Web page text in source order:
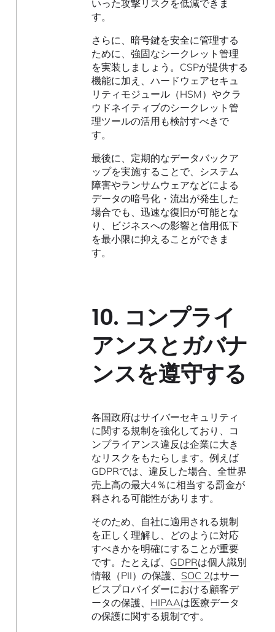
いった攻撃リスクを低減できま
す。
さらに、暗号鍵を安全に管理する
ために、強固なシークレット管理
を実装しましょう。CSPが提供する
機能に加え、ハードウェアセキュ
リティモジュール（HSM）やクラ
ウドネイティブのシークレット管
理ツールの活用も検討すべきで
す。
最後に、定期的なデータバックア
ップを実施することで、システム
障害やランサムウェアなどによる
データの暗号化・流出が発生した
場合でも、迅速な復旧が可能とな
り、ビジネスへの影響と信用低下
を最小限に抑えることができま
す。
10. コンプライ
アンスとガバナ
ンスを遵守する
各国政府はサイバーセキュリティ
に関する規制を強化しており、コ
ンプライアンス違反は企業に大き
なリスクをもたらします。例えば
GDPRでは、違反した場合、全世界
売上高の最大4％に相当する罰金が
科される可能性があります。
そのため、自社に適用される規制
を正しく理解し、どのように対応
すべきかを明確にすることが重要
です。たとえば、 GDPRは個人識別
情報（PII）の保護、 SOC 2はサー
ビスプロバイダーにおける顧客デ
ータの保護、 HIPAAは医療データ
の保護に関する規制です。